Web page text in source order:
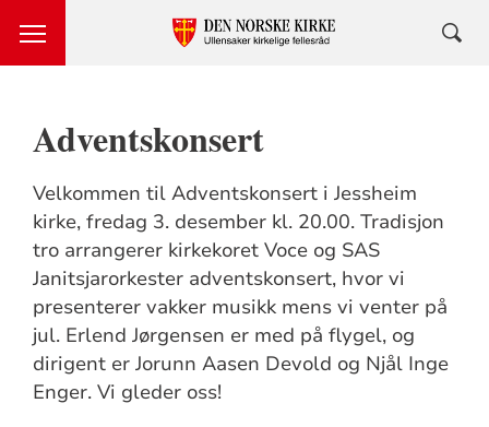
Adventskonsert
Velkommen til Adventskonsert i Jessheim
kirke, fredag 3. desember kl. 20.00. Tradisjon
tro arrangerer kirkekoret Voce og SAS
Janitsjarorkester adventskonsert, hvor vi
presenterer vakker musikk mens vi venter på
jul. Erlend Jørgensen er med på flygel, og
dirigent er Jorunn Aasen Devold og Njål Inge
Enger. Vi gleder oss!